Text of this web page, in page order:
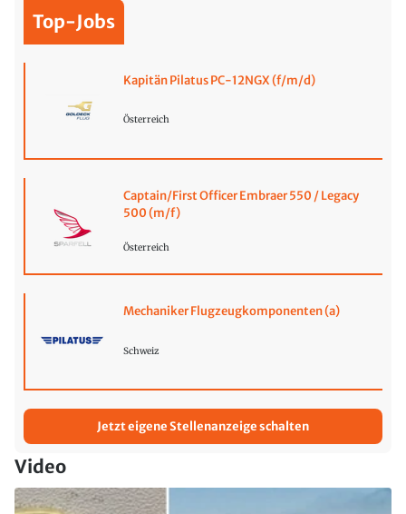
Top-Jobs
Kapitän Pilatus PC-12NGX (f/m/d)
Österreich
Captain/First Officer Embraer 550 / Legacy
500 (m/f)
Österreich
Mechaniker Flugzeugkomponenten (a)
Schweiz
Jetzt eigene Stellenanzeige schalten
Video